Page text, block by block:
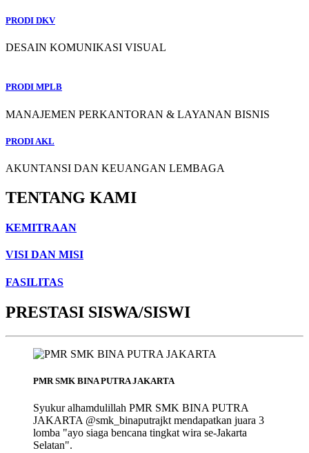
PRODI DKV
DESAIN KOMUNIKASI VISUAL
PRODI MPLB
MANAJEMEN PERKANTORAN & LAYANAN BISNIS
PRODI AKL
AKUNTANSI DAN KEUANGAN LEMBAGA
TENTANG KAMI
KEMITRAAN
VISI DAN MISI
FASILITAS
PRESTASI SISWA/SISWI
PMR SMK BINA PUTRA JAKARTA
Syukur alhamdulillah PMR SMK BINA PUTRA
JAKARTA @smk_binaputrajkt mendapatkan juara 3
lomba "ayo siaga bencana tingkat wira se-Jakarta
Selatan".